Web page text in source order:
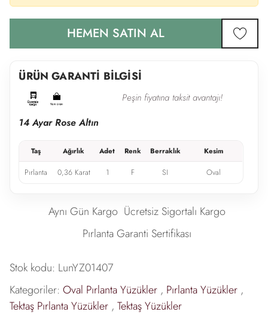
HEMEN SATIN AL
ÜRÜN GARANTİ BİLGİSİ
Peşin fiyatına taksit avantajı!
14 Ayar Rose Altın
Taş Ağırlık Adet Renk Berraklık Kesim
Pırlanta 0,36 Karat 1 F SI Oval
Aynı Gün Kargo Ücretsiz Sigortalı Kargo
Pırlanta Garanti Sertifikası
Stok kodu: LunYZ01407
Kategoriler: Oval Pırlanta Yüzükler , Pırlanta Yüzükler ,
Tektaş Pırlanta Yüzükler , Tektaş Yüzükler